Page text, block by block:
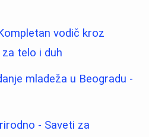
vodič kroz
telo i duh
mladeža u Beogradu -
- Saveti za